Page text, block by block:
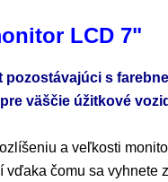
LCD 7"
pozostávajúci s
väščie úžitkové
a veľkosti
vďaka čomu sa vyhnete